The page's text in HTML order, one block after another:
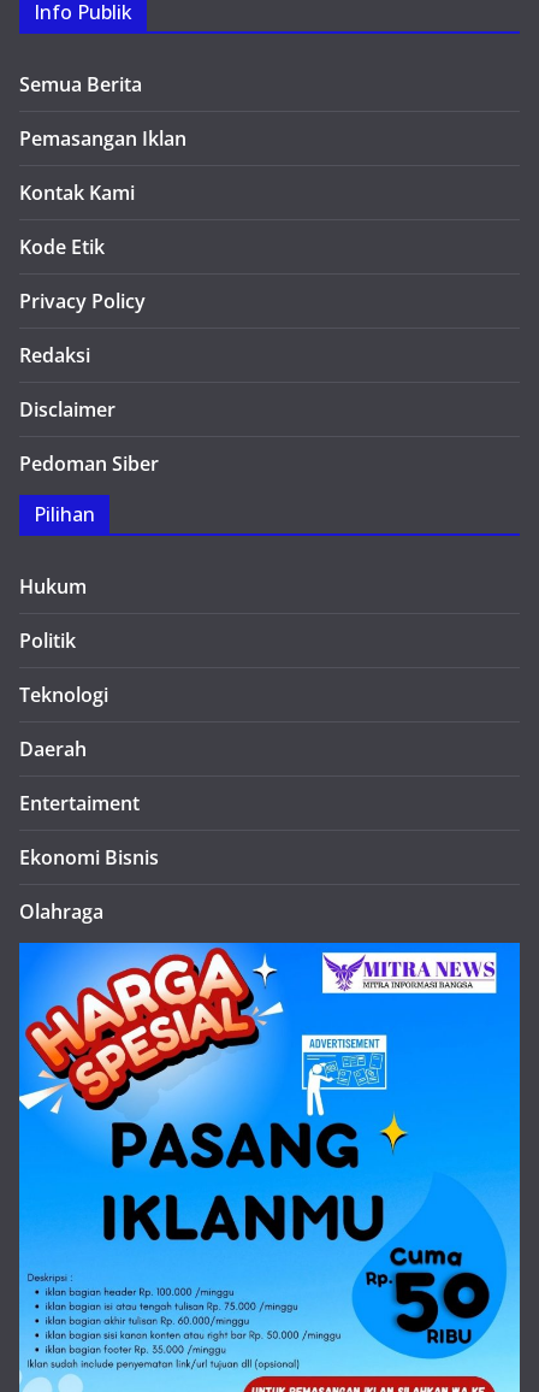
Info Publik
Semua Berita
Pemasangan Iklan
Kontak Kami
Kode Etik
Privacy Policy
Redaksi
Disclaimer
Pedoman Siber
Pilihan
Hukum
Politik
Teknologi
Daerah
Entertaiment
Ekonomi Bisnis
Olahraga